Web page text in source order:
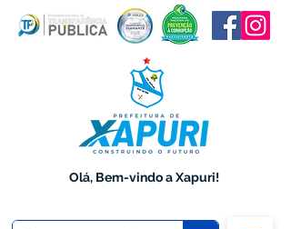
Olá, Bem-vindo a Xapuri!